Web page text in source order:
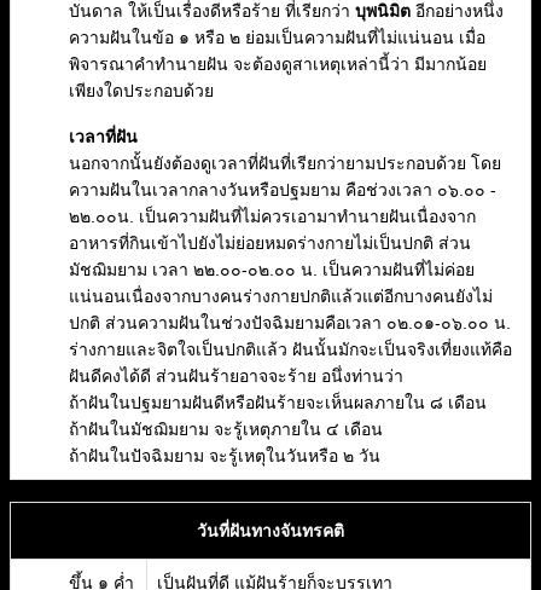
บันดาล ให้เป็นเรื่องดีหรือร้าย ที่เรียกว่า บุพนิมิต อีกอย่างหนึ่ง
ความฝันในข้อ ๑ หรือ ๒ ย่อมเป็นความฝันที่ไม่แน่นอน เมื่อ
พิจารณาคำทำนายฝัน จะต้องดูสาเหตุเหล่านี้ว่า มีมากน้อย
เพียงใดประกอบด้วย
เวลาที่ฝัน
นอกจากนั้นยังต้องดูเวลาที่ฝันที่เรียกว่ายามประกอบด้วย โดย
ความฝันในเวลากลางวันหรือปฐมยาม คือช่วงเวลา ๐๖.๐๐ -
๒๒.๐๐น. เป็นความฝันที่ไม่ควรเอามาทำนายฝันเนื่องจาก
อาหารที่กินเข้าไปยังไม่ย่อยหมดร่างกายไม่เป็นปกติ ส่วน
มัชฌิมยาม เวลา ๒๒.๐๐-๐๒.๐๐ น. เป็นความฝันที่ไม่ค่อย
แน่นอนเนื่องจากบางคนร่างกายปกติแล้วแต่อีกบางคนยังไม่
ปกติ ส่วนความฝันในช่วงปัจฉิมยามคือเวลา ๐๒.๐๑-๐๖.๐๐ น.
ร่างกายและจิตใจเป็นปกติแล้ว ฝันนั้นมักจะเป็นจริงเที่ยงแท้คือ
ฝันดีคงได้ดี ส่วนฝันร้ายอาจจะร้าย อนึ่งท่านว่า
ถ้าฝันในปฐมยามฝันดีหรือฝันร้ายจะเห็นผลภายใน ๘ เดือน
ถ้าฝันในมัชฌิมยาม จะรู้เหตุภายใน ๔ เดือน
ถ้าฝันในปัจฉิมยาม จะรู้เหตุในวันหรือ ๒ วัน
วันที่ฝันทางจันทรคติ
ขึ้น ๑ ค่ำ เป็นฝันที่ดี แม้ฝันร้ายก็จะบรรเทา